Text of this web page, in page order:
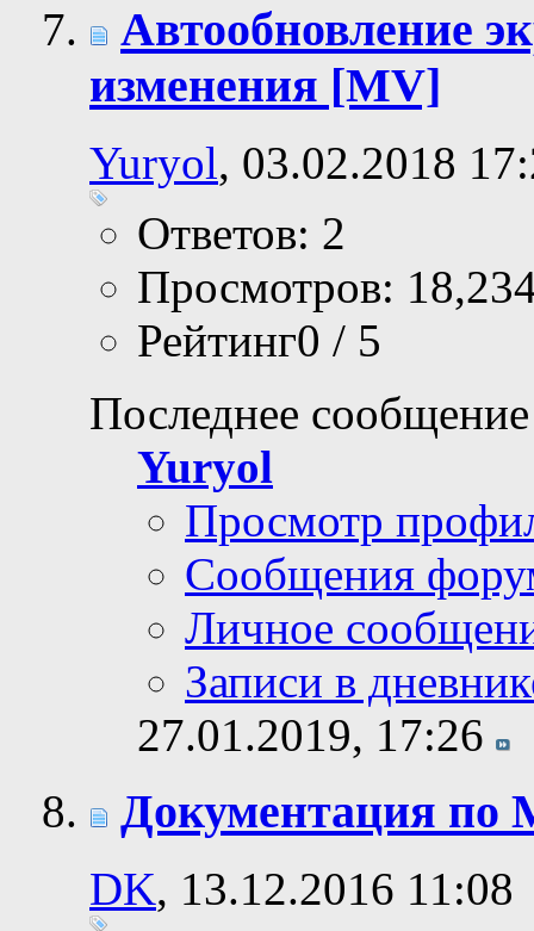
Автообновление
изменения [MV]
Yuryol, 03.02.2018
Ответов: 2
Просмотров:
Рейтинг0 / 5
Последнее
Yuryol
Просмотр
Сообщения
Личное
Записи в
27.01.2019, 17:26
Документация по
DK, 13.12.2016 11:08